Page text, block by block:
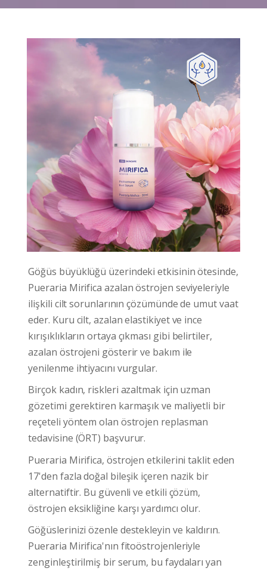
Göğüs büyüklüğü üzerindeki etkisinin ötesinde,
Pueraria Mirifica azalan östrojen seviyeleriyle
ilişkili cilt sorunlarının çözümünde de umut vaat
eder. Kuru cilt, azalan elastikiyet ve ince
kırışıklıkların ortaya çıkması gibi belirtiler,
azalan östrojeni gösterir ve bakım ile
yenilenme ihtiyacını vurgular.
Birçok kadın, riskleri azaltmak için uzman
gözetimi gerektiren karmaşık ve maliyetli bir
reçeteli yöntem olan östrojen replasman
tedavisine (ÖRT) başvurur.
Pueraria Mirifica, östrojen etkilerini taklit eden
17'den fazla doğal bileşik içeren nazik bir
alternatiftir. Bu güvenli ve etkili çözüm,
östrojen eksikliğine karşı yardımcı olur.
Göğüslerinizi özenle destekleyin ve kaldırın.
Pueraria Mirifica'nın fitoöstrojenleriyle
zenginleştirilmiş bir serum, bu faydaları yan